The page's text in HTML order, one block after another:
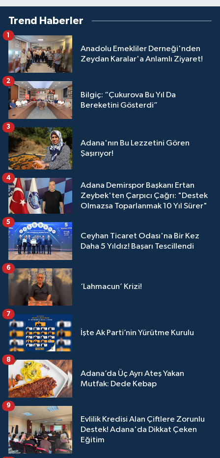
Trend Haberler
Anadolu Emekliler Derneği'nden
Zeydan Karalar'a Anlamlı Ziyaret!
1
Bilgiç: “Çukurova Bu Yıl Da
Bereketini Gösterdi”
2
Adana'nın Bu Lezzetini Gören
Şaşırıyor!
3
Adana Demirspor Başkanı Ertan
Zeybek'ten Çarpıcı Çağrı: "Destek
Olmazsa Toparlanmak 10 Yıl Sürer"
4
Ceyhan Ticaret Odası'na Bir Kez
Daha 5 Yıldız! Başarı Tescillendi
5
‘Lahmacun’ Krizi!
6
İşte Ak Parti’nin Yürütme Kurulu
7
Adana’da Üç Ayrı Ateş Yakan
Mutfak: Dede Kebap
8
Evlilik Kredisi Alan Çiftlere Zorunlu
Destek! Adana'da Dikkat Çeken
Eğitim
9